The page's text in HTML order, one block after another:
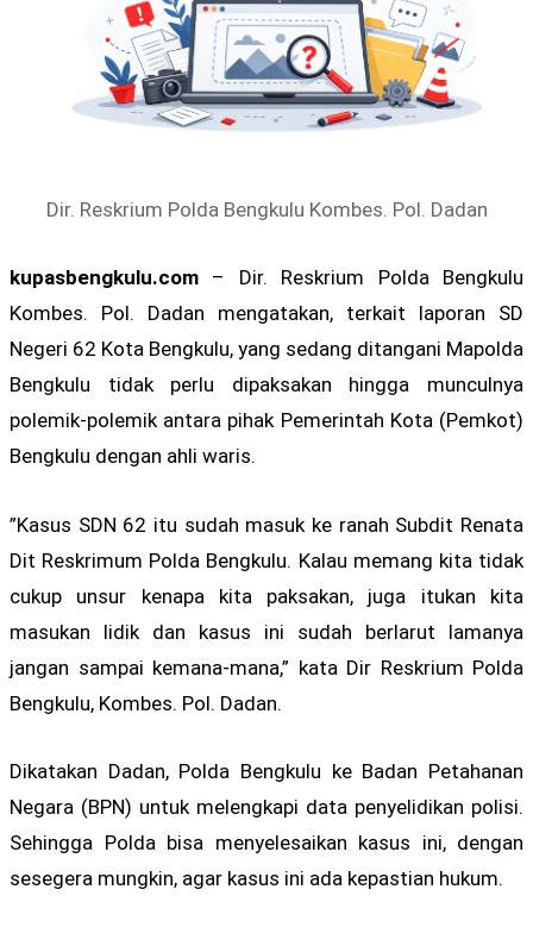
Dir. Reskrium Polda Bengkulu Kombes. Pol. Dadan
kupasbengkulu.com – Dir. Reskrium Polda Bengkulu
Kombes. Pol. Dadan mengatakan, terkait laporan SD
Negeri 62 Kota Bengkulu, yang sedang ditangani Mapolda
Bengkulu tidak perlu dipaksakan hingga munculnya
polemik-polemik antara pihak Pemerintah Kota (Pemkot)
Bengkulu dengan ahli waris.
”Kasus SDN 62 itu sudah masuk ke ranah Subdit Renata
Dit Reskrimum Polda Bengkulu. Kalau memang kita tidak
cukup unsur kenapa kita paksakan, juga itukan kita
masukan lidik dan kasus ini sudah berlarut lamanya
jangan sampai kemana-mana,” kata Dir Reskrium Polda
Bengkulu, Kombes. Pol. Dadan.
Dikatakan Dadan, Polda Bengkulu ke Badan Petahanan
Negara (BPN) untuk melengkapi data penyelidikan polisi.
Sehingga Polda bisa menyelesaikan kasus ini, dengan
sesegera mungkin, agar kasus ini ada kepastian hukum.